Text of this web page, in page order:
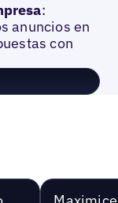
:
anuncios en
con